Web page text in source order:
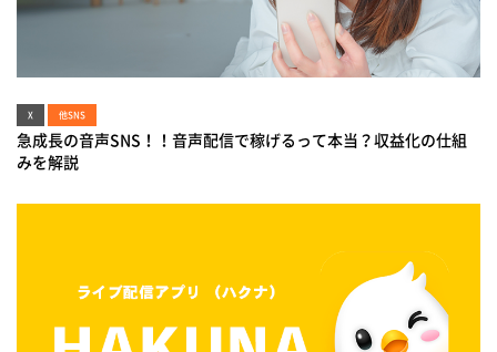
X 他SNS
急成長の音声SNS！！音声配信で稼げるって本当？収益化の仕組
みを解説